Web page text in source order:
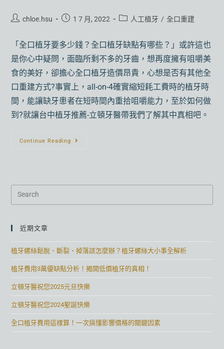
chloe.hsu 1 7 月, 2022 人工植牙 / 全口重建
「全口植牙要多少錢？全口植牙缺點有哪些？」或許這也
是你心中疑問，面臨所剩不多的牙齒，想再度擁有咀嚼美
食的美好，卻擔心全口植牙造價昂貴，心想是否有其他全
口重建方式?事實上，all-on-4確實縮短耗工費時的植牙時
間，能讓缺牙患者在短時間內重拾咀嚼能力，至於如何做
到?就讓台中植牙推薦-立頓牙醫帶我們了解其中真相吧。
Continue Reading
近期文章
植牙螺絲鬆脫、斷裂、掉落該怎麼辦？植牙螺絲大小事全解析
植牙費用3萬優缺點分析！揭開低價植牙的真相！
立頓牙醫祝您2025元旦快樂
立頓牙醫祝您2024聖誕快樂
全口植牙費用這樣算！一次搞懂影響價格的關鍵因素